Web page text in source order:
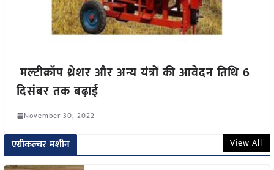
मल्टीक्रॉप थ्रेशर और अन्य यंत्रों की आवेदन तिथि 6
दिसंबर तक बढ़ाई
November 30, 2022
एग्रीकल्चर मशीन View All